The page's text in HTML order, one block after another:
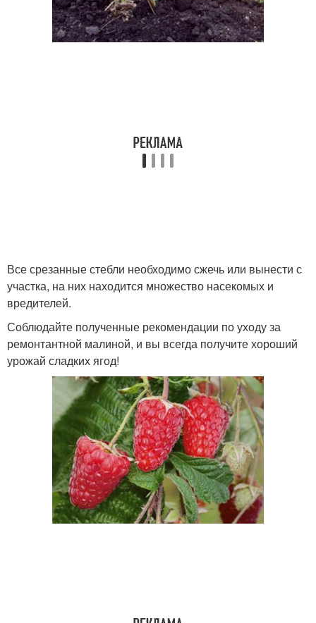
Все срезанные стебли необходимо сжечь или вынести с
участка, на них находится множество насекомых и
вредителей.
Соблюдайте полученные рекомендации по уходу за
ремонтантной малиной, и вы всегда получите хороший
урожай сладких ягод!